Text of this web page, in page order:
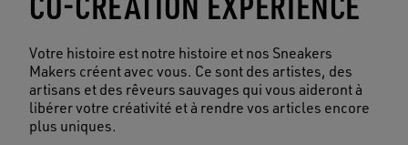
Votre histoire est notre histoire et nos Sneakers
Makers créent avec vous. Ce sont des artistes, des
artisans et des rêveurs sauvages qui vous aideront à
libérer votre créativité et à rendre vos articles encore
plus uniques.